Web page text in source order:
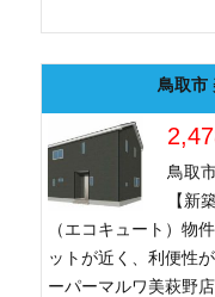
鳥取市
鳥取
【新
（エコキュート）物
ットが近く、利便性
ーパーマルワ美萩野